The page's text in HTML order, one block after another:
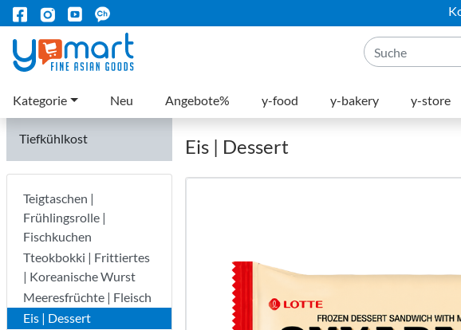
Kategorie Neu Angebote% y-food y-bakery y-store
Tiefkühlkost
Teigtaschen |
Frühlingsrolle |
Fischkuchen
Tteokbokki | Frittiertes
| Koreanische Wurst
Meeresfrüchte | Fleisch
Eis | Dessert
Eis | Dessert